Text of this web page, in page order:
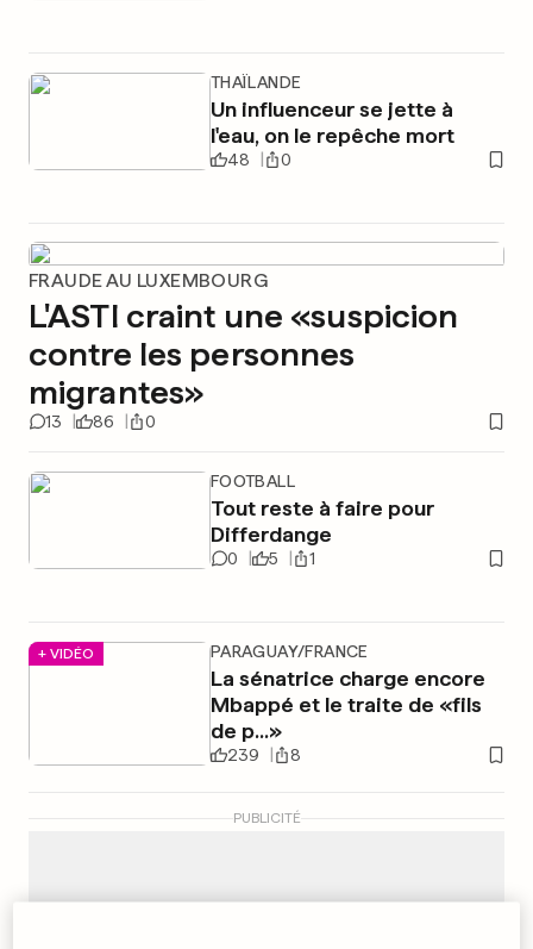
THAÏLANDE
Un influenceur se jette à
l'eau, on le repêche mort
48 0
FRAUDE AU LUXEMBOURG
L'ASTI craint une «suspicion
contre les personnes
migrantes»
13 86 0
FOOTBALL
Tout reste à faire pour
Differdange
0 5 1
+ VIDÉO PARAGUAY/FRANCE
La sénatrice charge encore
Mbappé et le traite de «fils
de p...»
239 8
PUBLICITÉ